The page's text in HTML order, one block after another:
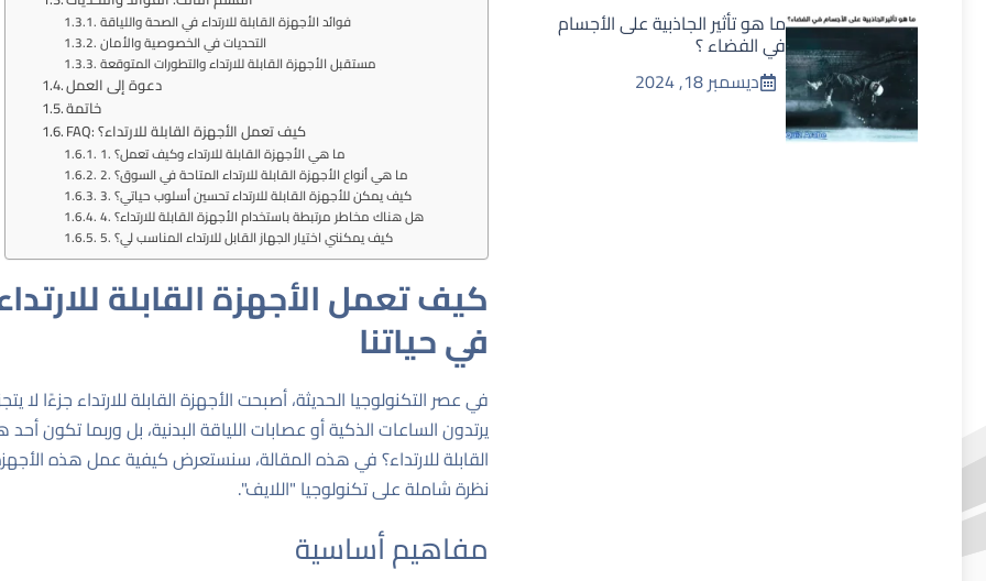
فوائد الأجهزة القابلة للارتداء في الصحة واللياقة
التحديات في الخصوصية والأمان
مستقبل الأجهزة القابلة للارتداء والتطورات المتوقعة
دعوة إلى العمل
خاتمة
FAQ: كيف تعمل الأجهزة القابلة للارتداء؟
1. ما هي الأجهزة القابلة للارتداء وكيف تعمل؟
2. ما هي أنواع الأجهزة القابلة للارتداء المتاحة في السوق؟
3. كيف يمكن للأجهزة القابلة للارتداء تحسين أسلوب حياتي؟
4. هل هناك مخاطر مرتبطة باستخدام الأجهزة القابلة للارتداء؟
5. كيف يمكنني اختيار الجهاز القابل للارتداء المناسب لي؟
كيف تعمل الأجهزة القابلة
في حياتنا
في عصر التكنولوجيا الحديثة، أصبحت الأجهزة القابلة للارتداء جزءًا
يرتدون الساعات الذكية أو عصابات اللياقة البدنية، بل وربما
القابلة للارتداء؟ في هذه المقالة، سنستعرض كيفية عمل هذه
نظرة شاملة على تكنولوجيا "اللايف".
مفاهيم أساسية
ما هو تأثير الجاذبية على الأجسام
في الفضاء ؟
ديسمبر 18, 2024